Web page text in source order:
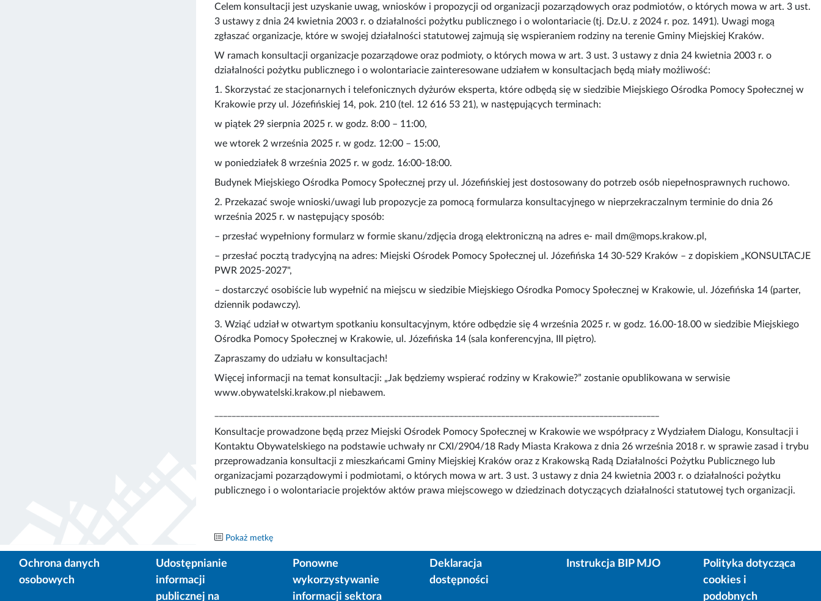
Celem konsultacji jest uzyskanie uwag, wniosków i propozycji od organizacji pozarządowych oraz podmiotów, o których mowa w art. 3 ust.
3 ustawy z dnia 24 kwietnia 2003 r. o działalności pożytku publicznego i o wolontariacie (tj. Dz.U. z 2024 r. poz. 1491). Uwagi mogą
zgłaszać organizacje, które w swojej działalności statutowej zajmują się wspieraniem rodziny na terenie Gminy Miejskiej Kraków.
W ramach konsultacji organizacje pozarządowe oraz podmioty, o których mowa w art. 3 ust. 3 ustawy z dnia 24 kwietnia 2003 r. o
działalności pożytku publicznego i o wolontariacie zainteresowane udziałem w konsultacjach będą miały możliwość:
1. Skorzystać ze stacjonarnych i telefonicznych dyżurów eksperta, które odbędą się w siedzibie Miejskiego Ośrodka Pomocy Społecznej w
Krakowie przy ul. Józefińskiej 14, pok. 210 (tel. 12 616 53 21), w następujących terminach:
w piątek 29 sierpnia 2025 r. w godz. 8:00 – 11:00,
we wtorek 2 września 2025 r. w godz. 12:00 – 15:00,
w poniedziałek 8 września 2025 r. w godz. 16:00-18:00.
Budynek Miejskiego Ośrodka Pomocy Społecznej przy ul. Józefińskiej jest dostosowany do potrzeb osób niepełnosprawnych ruchowo.
2. Przekazać swoje wnioski/uwagi lub propozycje za pomocą formularza konsultacyjnego w nieprzekraczalnym terminie do dnia 26
września 2025 r. w następujący sposób:
– przesłać wypełniony formularz w formie skanu/zdjęcia drogą elektroniczną na adres e- mail dm@mops.krakow.pl,
– przesłać pocztą tradycyjną na adres: Miejski Ośrodek Pomocy Społecznej ul. Józefińska 14 30-529 Kraków – z dopiskiem „KONSULTACJE
PWR 2025-2027",
– dostarczyć osobiście lub wypełnić na miejscu w siedzibie Miejskiego Ośrodka Pomocy Społecznej w Krakowie, ul. Józefińska 14 (parter,
dziennik podawczy).
3. Wziąć udział w otwartym spotkaniu konsultacyjnym, które odbędzie się 4 września 2025 r. w godz. 16.00-18.00 w siedzibie Miejskiego
Ośrodka Pomocy Społecznej w Krakowie, ul. Józefińska 14 (sala konferencyjna, III piętro).
Zapraszamy do udziału w konsultacjach!
Więcej informacji na temat konsultacji: „Jak będziemy wspierać rodziny w Krakowie?” zostanie opublikowana w serwisie
www.obywatelski.krakow.pl niebawem.
Konsultacje prowadzone będą przez Miejski Ośrodek Pomocy Społecznej w Krakowie we współpracy z Wydziałem Dialogu, Konsultacji i
Kontaktu Obywatelskiego na podstawie uchwały nr CXI/2904/18 Rady Miasta Krakowa z dnia 26 września 2018 r. w sprawie zasad i trybu
przeprowadzania konsultacji z mieszkańcami Gminy Miejskiej Kraków oraz z Krakowską Radą Działalności Pożytku Publicznego lub
organizacjami pozarządowymi i podmiotami, o których mowa w art. 3 ust. 3 ustawy z dnia 24 kwietnia 2003 r. o działalności pożytku
publicznego i o wolontariacie projektów aktów prawa miejscowego w dziedzinach dotyczących działalności statutowej tych organizacji.
Pokaż metkę
Ochrona danych
osobowych
Udostępnianie
informacji
publicznej na
Ponowne
wykorzystywanie
informacji sektora
Deklaracja
dostępności
Instrukcja BIP MJO
Polityka dotycząca
cookies i
podobnych